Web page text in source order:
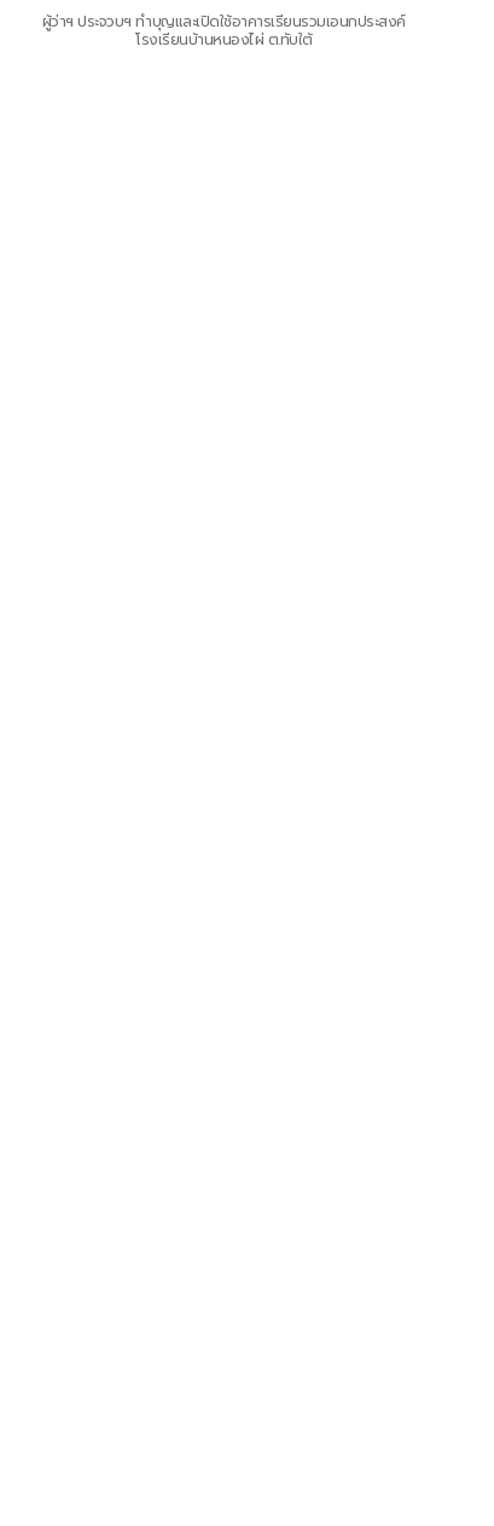
ผู้ว่าฯ ประจวบฯ ทำบุญและเปิดใช้อาคารเรียนรวมเอนกประสงค์
โรงเรียนบ้านหนองไผ่ ต.ทับใต้